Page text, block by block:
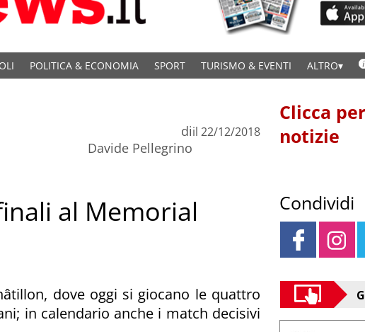
POLITICA & ECONOMIA SPORT TURISMO & EVENTI ALTRO
di
Davide Pellegrino
il 22/12/2018
al Memorial
dove oggi si giocano le quattro
in calendario anche i match decisivi
Clicca
notizie
Condividi